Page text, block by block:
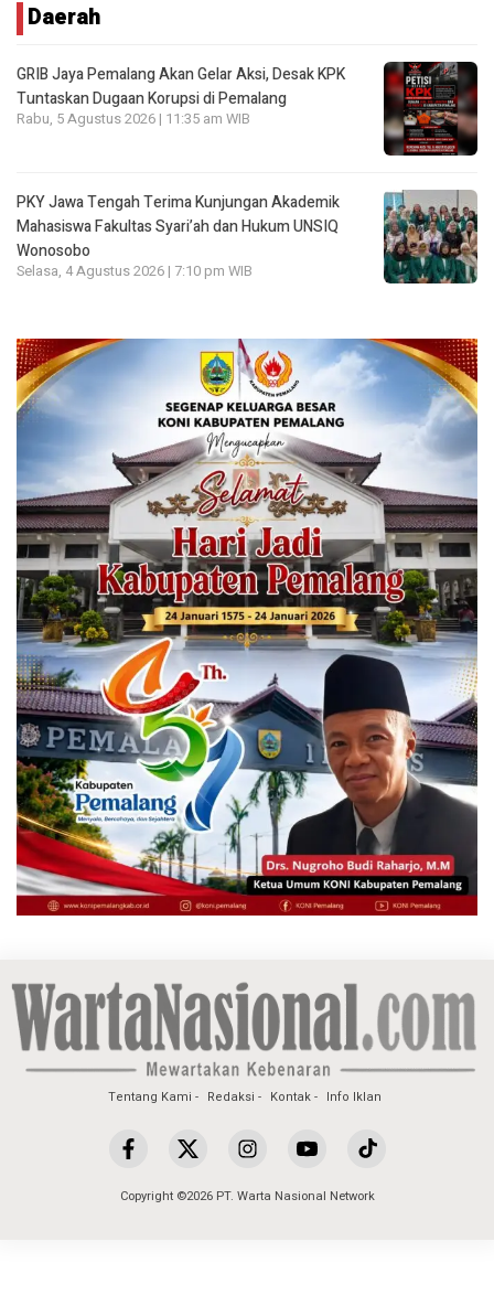
Daerah
GRIB Jaya Pemalang Akan Gelar Aksi, Desak KPK
Tuntaskan Dugaan Korupsi di Pemalang
Rabu, 5 Agustus 2026 | 11:35 am WIB
PKY Jawa Tengah Terima Kunjungan Akademik
Mahasiswa Fakultas Syari’ah dan Hukum UNSIQ
Wonosobo
Selasa, 4 Agustus 2026 | 7:10 pm WIB
Tentang Kami Redaksi Kontak Info Iklan
Copyright ©2026 PT. Warta Nasional Network